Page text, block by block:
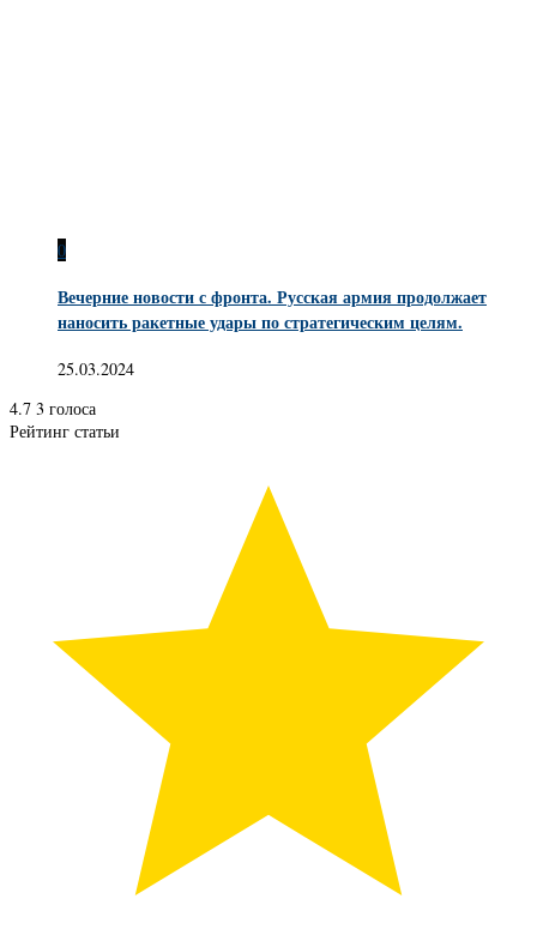
0
Вечерние новости с фронта. Русская армия продолжает
наносить ракетные удары по стратегическим целям.
25.03.2024
4.7 3 голоса
Рейтинг статьи